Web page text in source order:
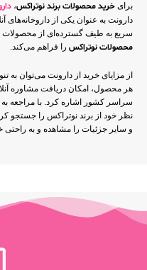
برای خرید محصولات برند نوتراکس،
دارونت به عنوان یکی از داروخانه‌های
سریع به طیف گسترده‌ای از محصولات
محصولات نوتراکس را فراهم می‌کند.
از مزایای خرید از دارونت می‌توان به
هر محصول، امکان دریافت مشاوره
سراسر کشور اشاره کرد. با مراجعه
نظر خود از برند نوتراکس را جستجو
و سایر جزئیات را مشاهده و به راحتی